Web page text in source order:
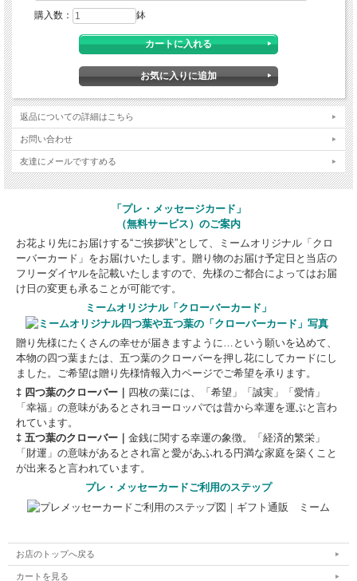
購入数： 鉢
返品についての詳細はこちら
お問い合わせ
友達にメールですすめる
「プレ・メッセージカード」
（無料サービス）のご案内
お花より先にお届けする“ご挨拶状”として、ミームオリジナル「クロ
ーバーカード」をお届けいたします。贈り物のお届け予定日と当店の
フリーダイヤルを記載いたしますので、先様のご都合によってはお届
け日の変更も承ることが可能です。
ミームオリジナル「クローバーカード」
贈り先様にたくさんの幸せが届きますように…という願いを込めて、
本物の四つ葉または、五つ葉のクローバーを押し花にしてカードにし
ました。ご希望は贈り先様情報入力ページでご希望を承ります。
‡ 四つ葉のクローバー｜ 四枚の葉には、「希望」「誠実」「愛情」
「幸福」の意味があるとされヨーロッパでは昔から幸運を運ぶと言わ
れています。
‡ 五つ葉のクローバー｜ 金銭に関する幸運の象徴。「経済的繁栄」
「財運」の意味があるとされ富と愛があふれる円満な家庭を築くこと
が出来ると言われています。
プレ・メッセーカードご利用のステップ
お店のトップへ戻る
カートを見る